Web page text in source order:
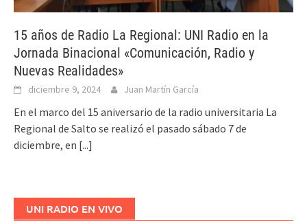
15 años de Radio La Regional: UNI Radio en la
Jornada Binacional «Comunicación, Radio y
Nuevas Realidades»
diciembre 9, 2024 Juan Martín García
En el marco del 15 aniversario de la radio universitaria La
Regional de Salto se realizó el pasado sábado 7 de
diciembre, en [...]
UNI RADIO EN VIVO